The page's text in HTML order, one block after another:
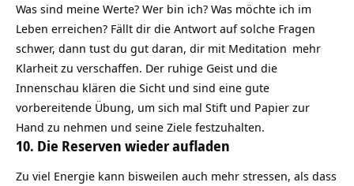
Was sind meine Werte? Wer bin ich? Was möchte ich im
Leben erreichen? Fällt dir die Antwort auf solche Fragen
schwer, dann tust du gut daran, dir mit Meditation mehr
Klarheit zu verschaffen. Der ruhige Geist und die
Innenschau klären die Sicht und sind eine gute
vorbereitende Übung, um sich mal Stift und Papier zur
Hand zu nehmen und seine Ziele festzuhalten.
10. Die Reserven wieder aufladen
Zu viel Energie kann bisweilen auch mehr stressen, als dass